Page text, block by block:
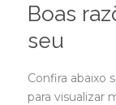
Boas
seu
Confira abaixo
para visualizar